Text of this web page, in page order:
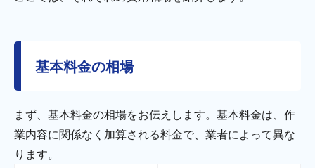
基本料金の相場
まず、基本料金の相場をお伝えします。基本料金は、作
業内容に関係なく加算される料金で、業者によって異な
ります。